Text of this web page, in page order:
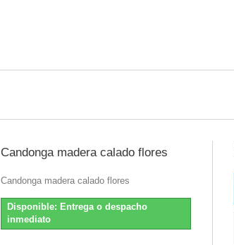
Candonga madera calado flores
Candonga madera calado flores
Disponible: Entrega o despacho
inmediato